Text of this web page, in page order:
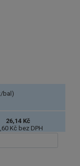
bal)
26,14 Kč
Kč bez DPH